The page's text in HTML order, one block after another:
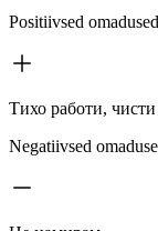
Positiivsed omadused
Тихо работи,
Negatiivsed